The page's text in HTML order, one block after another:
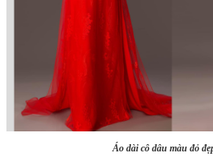
Áo dài cô dâu màu đỏ